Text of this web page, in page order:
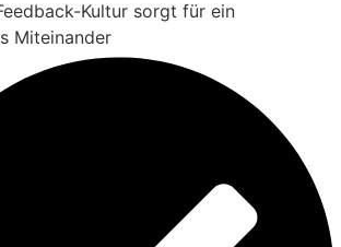
Kultur sorgt für ein
Miteinander